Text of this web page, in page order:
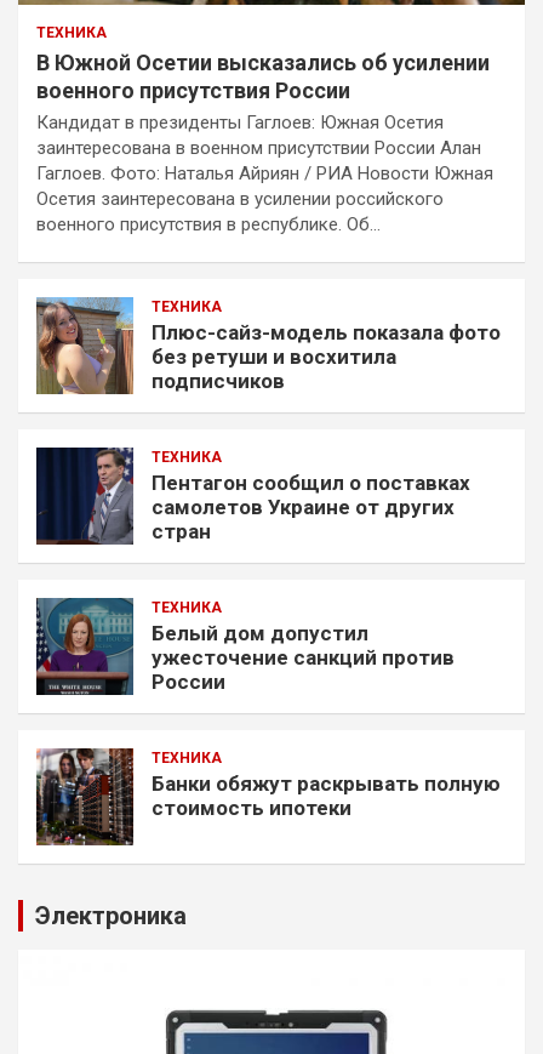
ТЕХНИКА
В Южной Осетии высказались об усилении
военного присутствия России
Кандидат в президенты Гаглоев: Южная Осетия
заинтересована в военном присутствии России Алан
Гаглоев. Фото: Наталья Айриян / РИА Новости Южная
Осетия заинтересована в усилении российского
военного присутствия в республике. Об…
ТЕХНИКА
Плюс-сайз-модель показала фото
без ретуши и восхитила
подписчиков
ТЕХНИКА
Пентагон сообщил о поставках
самолетов Украине от других
стран
ТЕХНИКА
Белый дом допустил
ужесточение санкций против
России
ТЕХНИКА
Банки обяжут раскрывать полную
стоимость ипотеки
Электроника